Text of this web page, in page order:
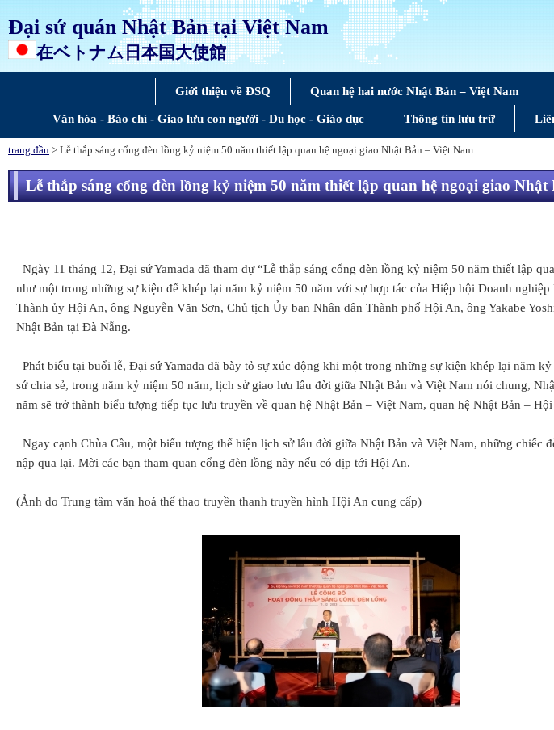
Đại sứ quán Nhật Bản tại Việt Nam
在ベトナム日本国大使館
Giới thiệu về ĐSQ Quan hệ hai nước Nhật Bản – Việt Nam
Văn hóa - Báo chí - Giao lưu con người - Du học - Giáo dục Thông tin lưu trữ
trang đầu > Lễ thắp sáng cổng đèn lồng kỷ niệm 50 năm thiết lập quan hệ ngoại giao Nhật Bản – Việt Nam
Lễ thắp sáng cổng đèn lồng kỷ niệm 50 năm thiết lập quan hệ ngoại giao Nhật
Ngày 11 tháng 12, Đại sứ Yamada đã tham dự “Lễ thắp sáng cổng đèn lồng kỷ niệm 50 năm thiết lập
như một trong những sự kiện để khép lại năm kỷ niệm 50 năm với sự hợp tác của Hiệp hội Doanh
Thành ủy Hội An, ông Nguyễn Văn Sơn, Chủ tịch Ủy ban Nhân dân Thành phố Hội An, ông Yakabe
Nhật Bản tại Đà Nẵng.
Phát biểu tại buổi lễ, Đại sứ Yamada đã bày tỏ sự xúc động khi một trong những sự kiện khép lại năm
sứ chia sẻ, trong năm kỷ niệm 50 năm, lịch sử giao lưu lâu đời giữa Nhật Bản và Việt Nam nói chung,
năm sẽ trở thành biểu tượng tiếp tục lưu truyền về quan hệ Nhật Bản – Việt Nam, quan hệ Nhật Bản –
Ngay cạnh Chùa Cầu, một biểu tượng thể hiện lịch sử lâu đời giữa Nhật Bản và Việt Nam, những
nập qua lại. Mời các bạn tham quan cổng đèn lồng này nếu có dịp tới Hội An.
(Ảnh do Trung tâm văn hoá thể thao truyền thanh truyền hình Hội An cung cấp)